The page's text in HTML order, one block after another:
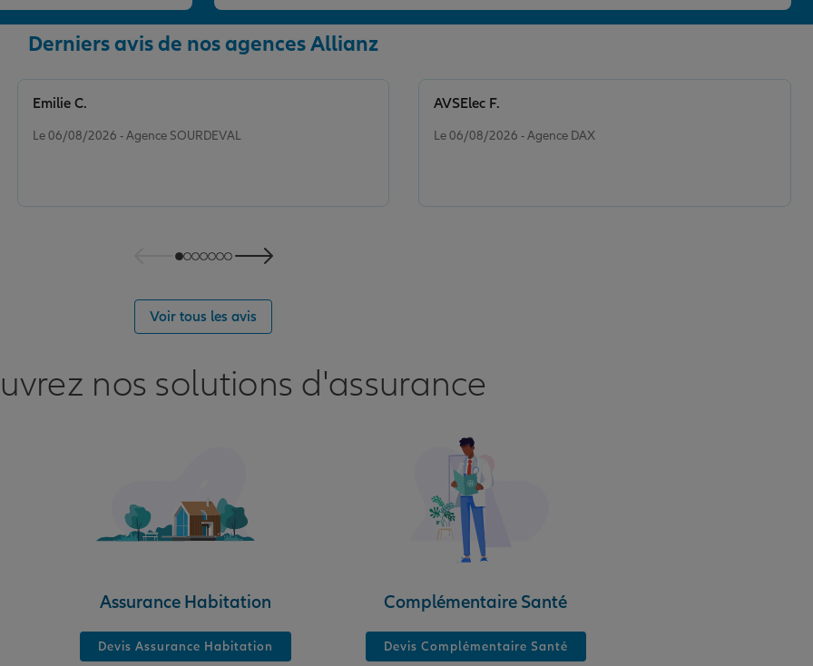
Derniers avis de nos agences Allianz
Le 06/08/2026 - Agence SOURDEVAL
Emilie C.
Le 06/08/2026 - Agence DAX
AVSElec F.
Voir tous les avis
nos solutions d'assurance
Assurance Habitation
Devis Assurance Habitation
Complémentaire Santé
Devis Complémentaire Santé